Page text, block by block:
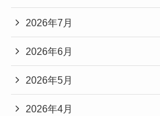
2026年7月
2026年6月
2026年5月
2026年4月